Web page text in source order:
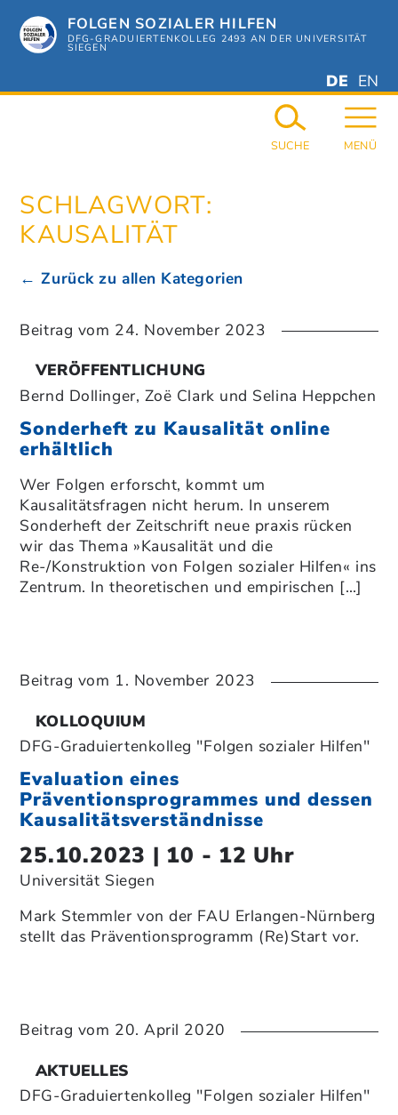
Hauptinhalt
springen
FOLGEN SOZIALER HILFEN
DFG-GRADUIERTENKOLLEG 2493 AN DER UNIVERSITÄT
SIEGEN
DEUTSCH
GERMAN
DE EN
MENÜ
SUCHE
SCHLAGWORT:
KAUSALITÄT
← Zurück zu allen Kategorien
Sonderheft zu Kausalität online
erhältlich
Beitrag vom 24. November 2023
VERÖFFENTLICHUNG
Bernd Dollinger, Zoë Clark und Selina Heppchen
Wer Folgen erforscht, kommt um
Kausalitätsfragen nicht herum. In unserem
Sonderheft der Zeitschrift neue praxis rücken
wir das Thema »Kausalität und die
Re-/Konstruktion von Folgen sozialer Hilfen« ins
Zentrum. In theoretischen und empirischen […]
Evaluation eines
Präventionsprogrammes und dessen
Kausalitätsverständnisse
Beitrag vom 1. November 2023
KOLLOQUIUM
DFG-Graduiertenkolleg "Folgen sozialer Hilfen"
25.10.2023 | 10 - 12 Uhr
Universität Siegen
Mark Stemmler von der FAU Erlangen-Nürnberg
stellt das Präventionsprogramm (Re)Start vor.
Beitrag vom 20. April 2020
AKTUELLES
DFG-Graduiertenkolleg "Folgen sozialer Hilfen"